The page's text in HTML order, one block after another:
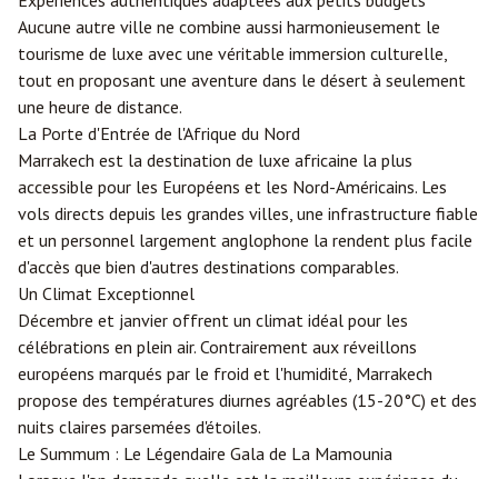
Aucune autre ville ne combine aussi harmonieusement le
tourisme de luxe avec une véritable immersion culturelle,
tout en proposant une aventure dans le désert à seulement
une heure de distance.
La Porte d'Entrée de l'Afrique du Nord
Marrakech est la destination de luxe africaine la plus
accessible pour les Européens et les Nord-Américains. Les
vols directs depuis les grandes villes, une infrastructure fiable
et un personnel largement anglophone la rendent plus facile
d'accès que bien d'autres destinations comparables.
Un Climat Exceptionnel
Décembre et janvier offrent un climat idéal pour les
célébrations en plein air. Contrairement aux réveillons
européens marqués par le froid et l'humidité, Marrakech
propose des températures diurnes agréables (15-20°C) et des
nuits claires parsemées d'étoiles.
Le Summum : Le Légendaire Gala de La Mamounia